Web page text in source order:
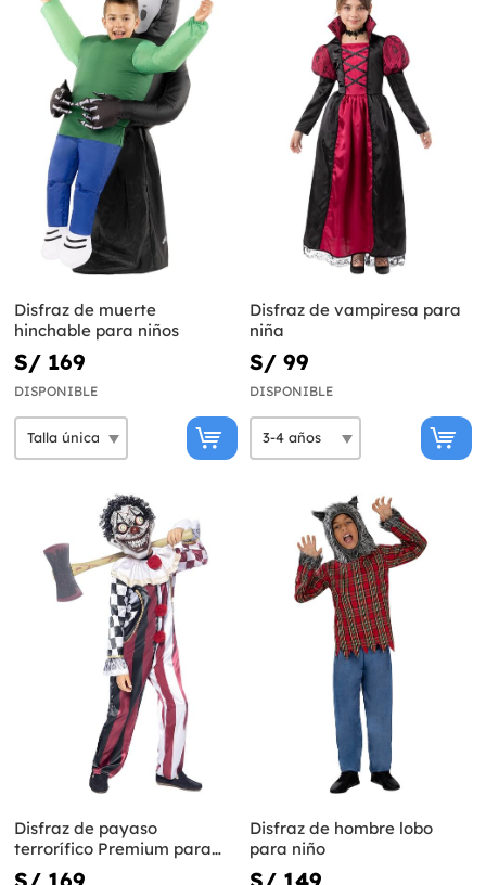
Disfraz de muerte
hinchable para niños
S/ 169
DISPONIBLE
Disfraz de vampiresa para
niña
S/ 99
DISPONIBLE
Disfraz de payaso
terrorífico Premium para
niño
Disfraz de hombre lobo
para niño